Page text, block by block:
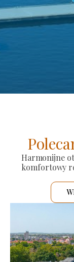
Harmonijne
komfortowy